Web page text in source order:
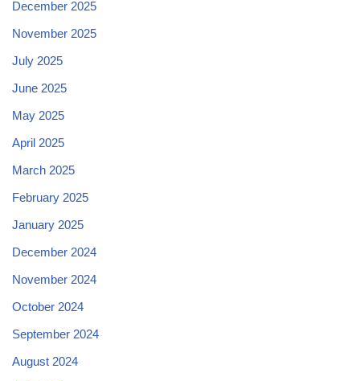
December 2025
November 2025
July 2025
June 2025
May 2025
April 2025
March 2025
February 2025
January 2025
December 2024
November 2024
October 2024
September 2024
August 2024